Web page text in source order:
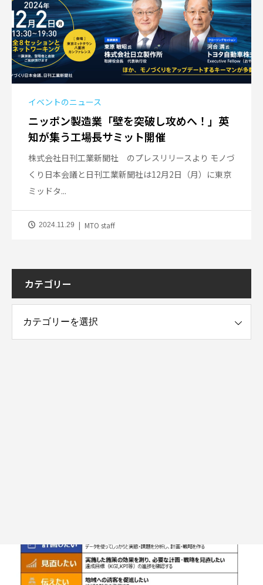
イベントのニュース
ニッポン製造業「壁を突破し攻めへ！」英
知が集う工場長サミット開催
株式会社日刊工業新聞社 のプレスリリースより モノづ
くり日本会議と日刊工業新聞社は12月2日（月）に東京
ミッドタ...
2024.11.29 MTO staff
カテゴリー